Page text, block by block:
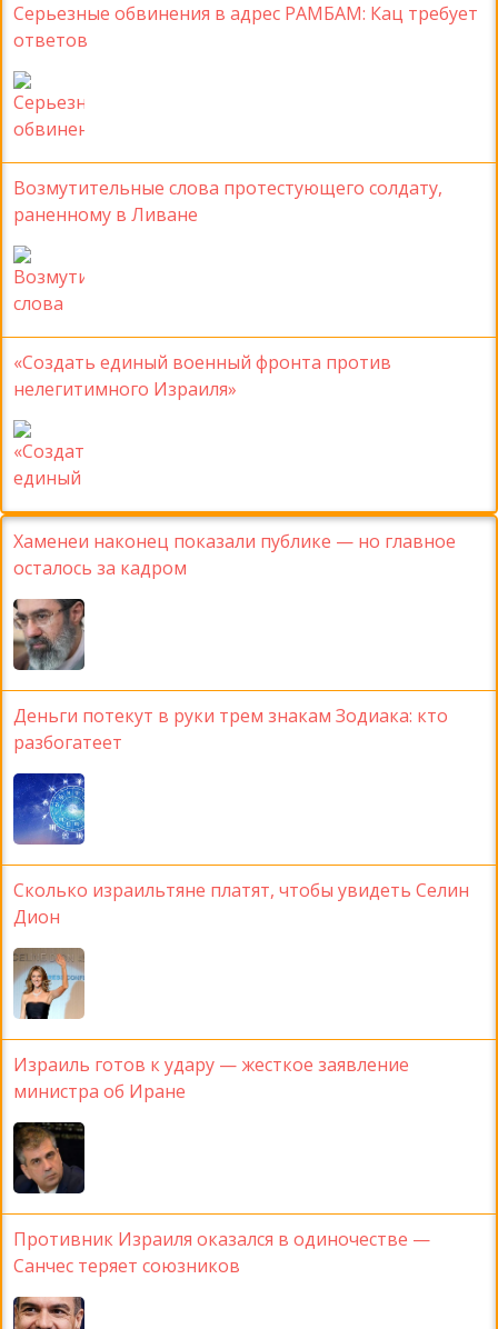
Серьезные обвинения в адрес РАМБАМ: Кац требует
ответов
Возмутительные слова протестующего солдату,
раненному в Ливане
«Создать единый военный фронта против
нелегитимного Израиля»
Хаменеи наконец показали публике — но главное
осталось за кадром
Деньги потекут в руки трем знакам Зодиака: кто
разбогатеет
Сколько израильтяне платят, чтобы увидеть Селин
Дион
Израиль готов к удару — жесткое заявление
министра об Иране
Противник Израиля оказался в одиночестве —
Санчес теряет союзников